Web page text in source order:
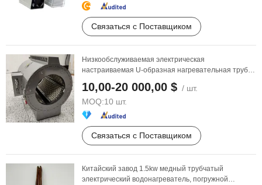
Связаться с Поставщиком
Низкообслуживаемая электрическая
настраиваемая U-образная нагревательная труба
10,00-20 000,00 $ / шт.
MOQ:10 шт.
Связаться с Поставщиком
Китайский завод 1.5kw медный трубчатый
электрический водонагреватель, погружной